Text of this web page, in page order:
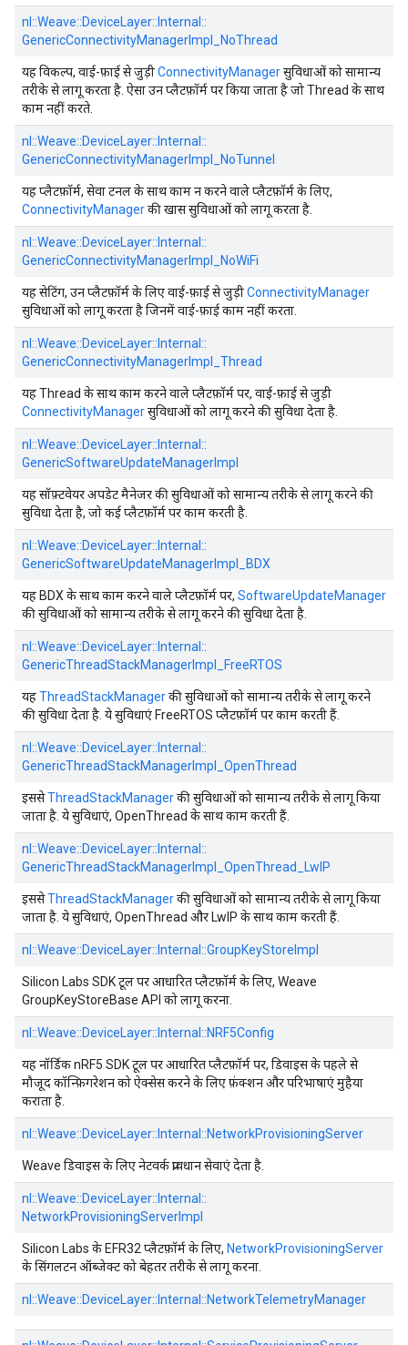
nl::Weave::DeviceLayer:: Internal::
GenericConnectivityManagerImpl_NoThread
यह विकल्प, वाई-फ़ाई से जुड़ीConnectivityManagerसुविधाओं को सामान्य
तरीके से लागू करता है. ऐसा उन प्लैटफ़ॉर्म पर किया जाता है जो Thread के साथ
काम नहीं करते.
nl::Weave::DeviceLayer:: Internal::
GenericConnectivityManagerImpl_NoTunnel
यह प्लैटफ़ॉर्म, सेवा टनल के साथ काम न करने वाले प्लैटफ़ॉर्म के लिए,
ConnectivityManagerकी खास सुविधाओं को लागू करता है.
nl::Weave::DeviceLayer:: Internal::
GenericConnectivityManagerImpl_NoWiFi
यह सेटिंग, उन प्लैटफ़ॉर्म के लिए वाई-फ़ाई से जुड़ीConnectivityManager
सुविधाओं को लागू करता है जिनमें वाई-फ़ाई काम नहीं करता.
nl::Weave::DeviceLayer:: Internal::
GenericConnectivityManagerImpl_Thread
यह Thread के साथ काम करने वाले प्लैटफ़ॉर्म पर, वाई-फ़ाई से जुड़ी
ConnectivityManagerसुविधाओं को लागू करने की सुविधा देता है.
nl::Weave::DeviceLayer:: Internal::
GenericSoftwareUpdateManagerImpl
यह सॉफ़्टवेयर अपडेट मैनेजर की सुविधाओं को सामान्य तरीके से लागू करने की
सुविधा देता है, जो कई प्लैटफ़ॉर्म पर काम करती है.
nl::Weave::DeviceLayer:: Internal::
GenericSoftwareUpdateManagerImpl_BDX
यह BDX के साथ काम करने वाले प्लैटफ़ॉर्म पर, SoftwareUpdateManager
की सुविधाओं को सामान्य तरीके से लागू करने की सुविधा देता है.
nl::Weave::DeviceLayer:: Internal::
GenericThreadStackManagerImpl_FreeRTOS
यहThreadStackManagerकी सुविधाओं को सामान्य तरीके से लागू करने
की सुविधा देता है. ये सुविधाएं FreeRTOS प्लैटफ़ॉर्म पर काम करती हैं.
nl::Weave::DeviceLayer:: Internal::
GenericThreadStackManagerImpl_OpenThread
इससेThreadStackManagerकी सुविधाओं को सामान्य तरीके से लागू किया
जाता है. ये सुविधाएं, OpenThread के साथ काम करती हैं.
nl::Weave::DeviceLayer:: Internal::
GenericThreadStackManagerImpl_OpenThread_LwIP
इससेThreadStackManagerकी सुविधाओं को सामान्य तरीके से लागू किया
जाता है. ये सुविधाएं, OpenThread और LwIP के साथ काम करती हैं.
nl::Weave::DeviceLayer:: Internal::GroupKeyStoreImpl
Silicon Labs SDK टूल पर आधारित प्लैटफ़ॉर्म के लिए, Weave
GroupKeyStoreBase API को लागू करना.
nl::Weave::DeviceLayer:: Internal::NRF5Config
यह नॉर्डिक nRF5 SDK टूल पर आधारित प्लैटफ़ॉर्म पर, डिवाइस के पहले से
मौजूद कॉन्फ़िगरेशन को ऐक्सेस करने के लिए फ़ंक्शन और परिभाषाएं मुहैया
कराता है.
nl::Weave::DeviceLayer:: Internal::NetworkProvisioningServer
Weave डिवाइस के लिए नेटवर्क प्रावधान सेवाएं देता है.
nl::Weave::DeviceLayer:: Internal::
NetworkProvisioningServerImpl
Silicon Labs के EFR32 प्लैटफ़ॉर्म के लिए, NetworkProvisioningServer
के सिंगलटन ऑब्जेक्ट को बेहतर तरीके से लागू करना.
nl::Weave::DeviceLayer:: Internal::NetworkTelemetryManager